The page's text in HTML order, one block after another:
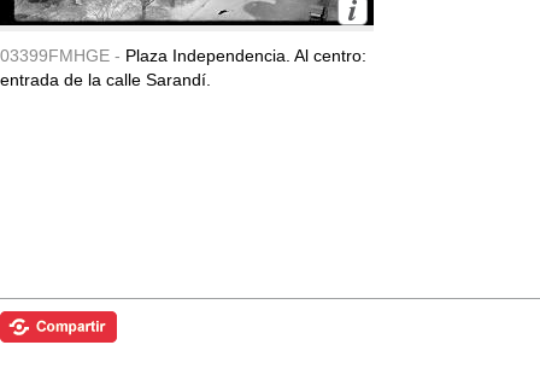
03399FMHGE - Plaza Independencia. Al centro:
entrada de la calle Sarandí.